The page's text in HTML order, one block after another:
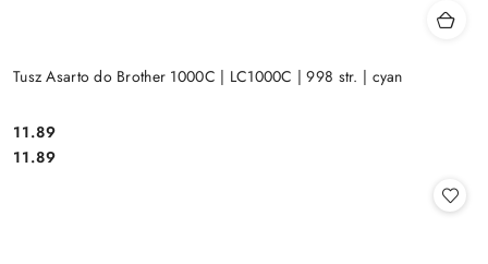
Tusz Asarto do Brother 1000C | LC1000C | 998 str. | cyan
Cena:
11.89
Cena:
11.89